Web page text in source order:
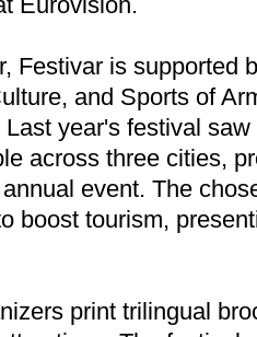
Festivar is supported
and Sports of
year's festival
across three cities,
event. The
boost tourism,
print trilingual